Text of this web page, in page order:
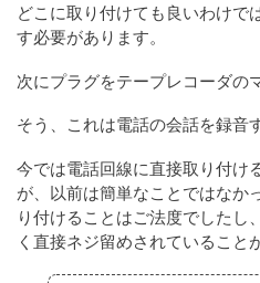
どこに取り付けても良いわけで
す必要があります。
次にプラグをテープレコーダの
そう、これは電話の会話を録音
今では電話回線に直接取り付け
が、以前は簡単なことではなか
り付けることはご法度でしたし
く直接ネジ留めされていること